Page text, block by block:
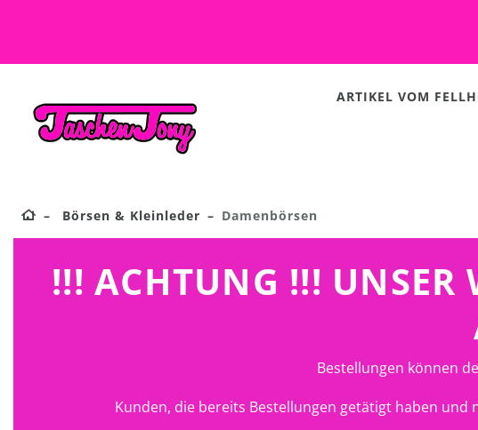
ARTIKEL VOM
Börsen & Kleinleder Damenbörsen
!!! ACHTUNG !!! UNSER
Bestellungen können
Kunden, die bereits Bestellungen getätigt haben